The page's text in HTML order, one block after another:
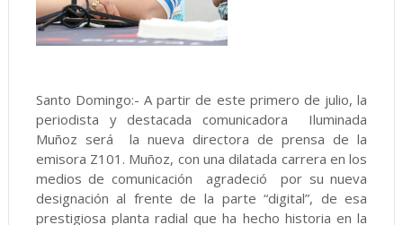
Santo Domingo:- A partir de este primero de julio, la
periodista y destacada comunicadora Iluminada
Muñoz será la nueva directora de prensa de la
emisora Z101. Muñoz, con una dilatada carrera en los
medios de comunicación agradeció por su nueva
designación al frente de la parte “digital”, de esa
prestigiosa planta radial que ha hecho historia en la